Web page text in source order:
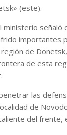
(este).
ministerio señaló
importantes
de
de esta
las
de
del frente,